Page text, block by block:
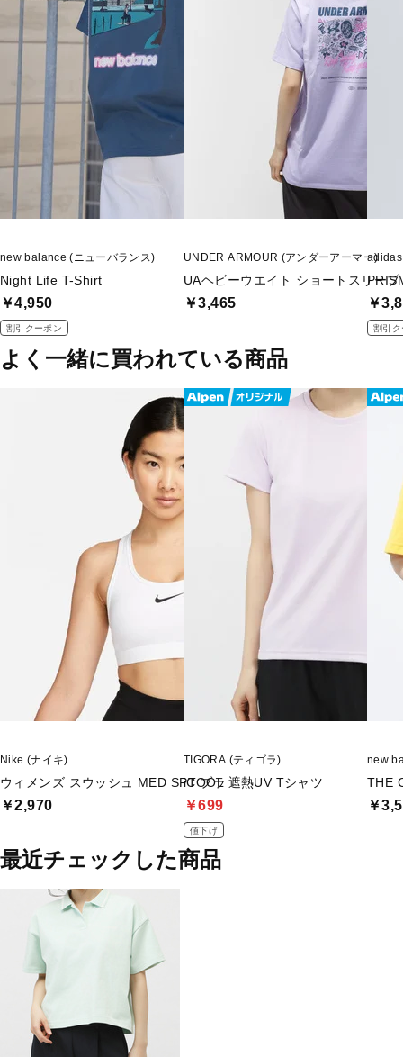
new balance (ニューバランス)
Night Life T-Shirt
￥4,950
割引クーポン
UNDER ARMOUR (アンダーアーマー)
UAヘビーウエイト ショートスリー
￥3,465 ￥
割引ク
よく一緒に買われている商品
Nike (ナイキ)
ウィメンズ スウッシュ MED SPT ブラ
￥2,970
TIGORA (ティゴラ)
iCOOL 遮熱UV Tシャツ
￥699
値下げ
new
THE
￥
最近チェックした商品